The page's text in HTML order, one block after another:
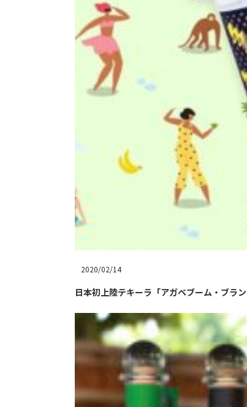
2020/02/14
日本初上陸テキーラ「アガベブーム・ブラ